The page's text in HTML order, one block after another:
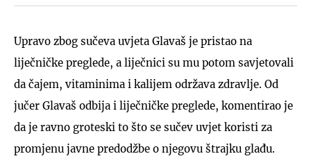
Upravo zbog sučeva uvjeta Glavaš je pristao na
liječničke preglede, a liječnici su mu potom savjetovali
da čajem, vitaminima i kalijem održava zdravlje. Od
jučer Glavaš odbija i liječničke preglede, komentirao je
da je ravno groteski to što se sučev uvjet koristi za
promjenu javne predodžbe o njegovu štrajku glađu.